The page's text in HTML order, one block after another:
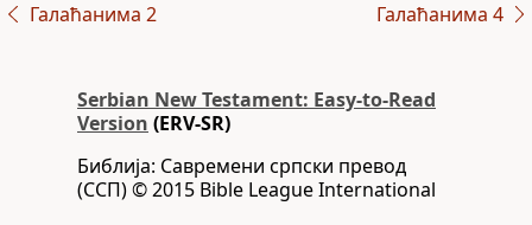
Галаћанима 2 Галаћанима 4
Serbian New Testament: Easy-to-Read
Version (ERV-SR)
Библија: Савремени српски превод
(ССП) © 2015 Bible League International